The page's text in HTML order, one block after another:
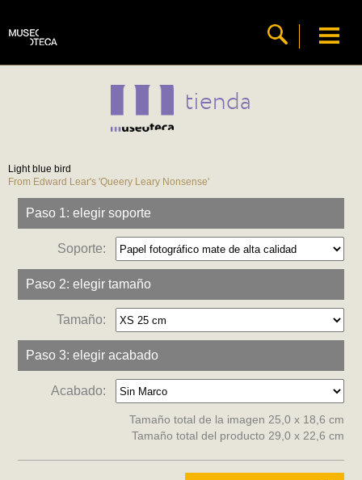
tienda
Light blue bird
From Edward Lear's 'Queery Leary Nonsense'
Paso 1: elegir soporte
Soporte:
Paso 2: elegir tamaño
Tamaño:
Paso 3: elegir acabado
Acabado:
Tamaño total de la imagen 25,0 x 18,6 cm
Tamaño total del producto 29,0 x 22,6 cm